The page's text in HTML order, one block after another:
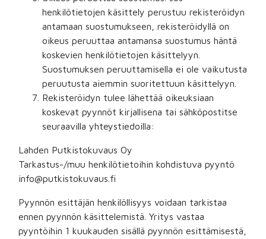
henkilötietojen käsittely perustuu rekisteröidyn
antamaan suostumukseen, rekisteröidyllä on
oikeus peruuttaa antamansa suostumus häntä
koskevien henkilötietojen käsittelyyn.
Suostumuksen peruuttamisella ei ole vaikutusta
peruutusta aiemmin suoritettuun käsittelyyn.
Rekisteröidyn tulee lähettää oikeuksiaan
koskevat pyynnöt kirjallisena tai sähköpostitse
seuraavilla yhteystiedoilla:
Lahden Putkistokuvaus Oy
Tarkastus-/muu henkilötietoihin kohdistuva pyyntö
info@putkistokuvaus.fi
Pyynnön esittäjän henkilöllisyys voidaan tarkistaa
ennen pyynnön käsittelemistä. Yritys vastaa
pyyntöihin 1 kuukauden sisällä pyynnön esittämisestä,